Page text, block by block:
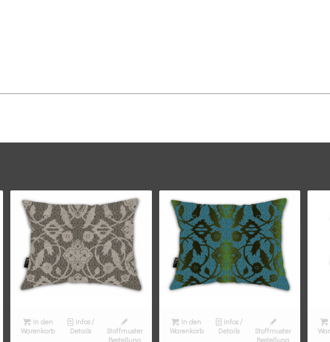
In den
Warenkorb
Infos /
Details
Stoffmuster
Bestellung
In den
Warenkorb
Infos /
Details
Stoffmuster
Bestellung